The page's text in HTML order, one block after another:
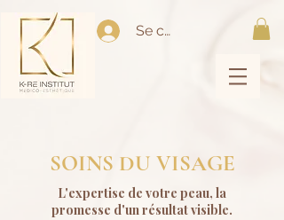
Se connecter
SOINS DU VISAGE
L'expertise de votre peau, la
promesse d'un résultat visible.